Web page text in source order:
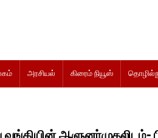
அரசியல் கிரைம் நியூஸ்
ஆளுனா்முதலிடம்-